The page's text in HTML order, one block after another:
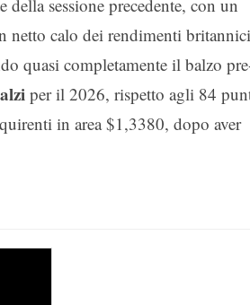
sessione precedente, con un
netto calo dei rendimenti
quasi completamente il balzo
per il 2026, rispetto agli 84
in area $1,3380, dopo aver